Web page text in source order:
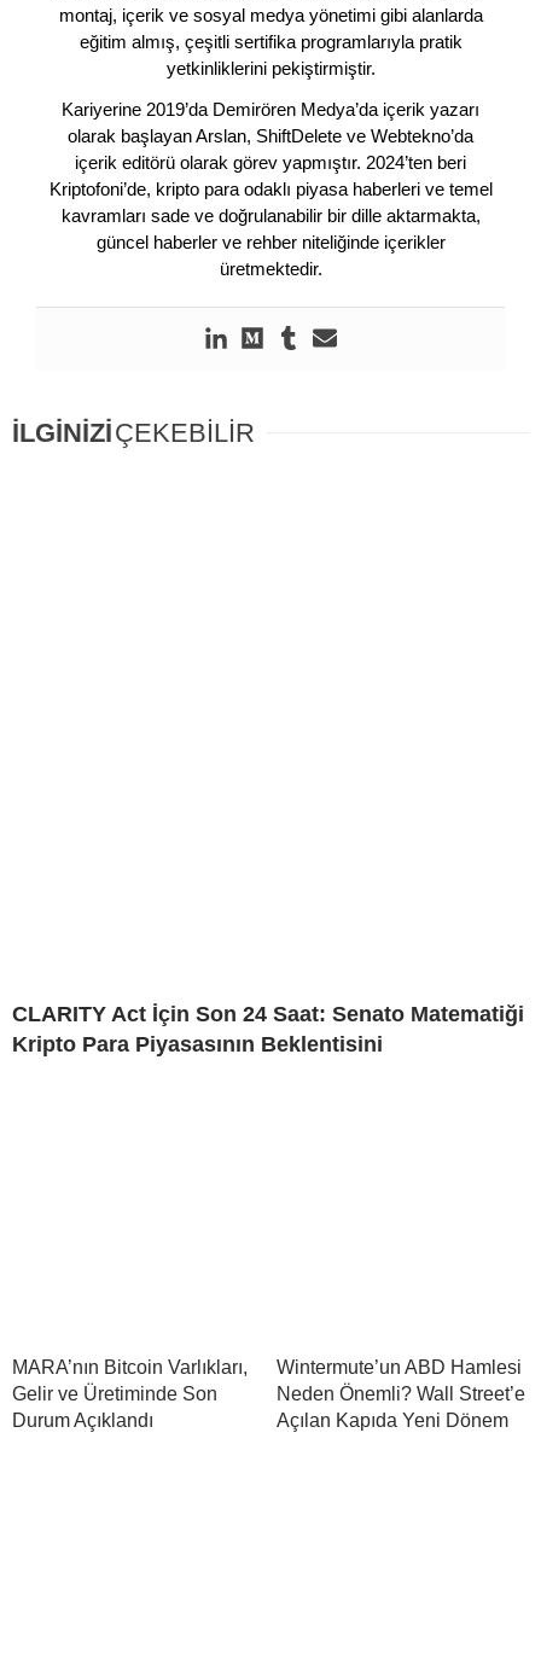
montaj, içerik ve sosyal medya yönetimi gibi alanlarda
eğitim almış, çeşitli sertifika programlarıyla pratik
yetkinliklerini pekiştirmiştir.
Kariyerine 2019’da Demirören Medya’da içerik yazarı
olarak başlayan Arslan, ShiftDelete ve Webtekno’da
içerik editörü olarak görev yapmıştır. 2024’ten beri
Kriptofoni’de, kripto para odaklı piyasa haberleri ve temel
kavramları sade ve doğrulanabilir bir dille aktarmakta,
güncel haberler ve rehber niteliğinde içerikler
üretmektedir.
İLGİNİZİÇEKEBİLİR
CLARITY Act İçin Son 24 Saat: Senato Matematiği
Kripto Para Piyasasının Beklentisini
MARA’nın Bitcoin Varlıkları,
Gelir ve Üretiminde Son
Durum Açıklandı
Wintermute’un ABD Hamlesi
Neden Önemli? Wall Street’e
Açılan Kapıda Yeni Dönem